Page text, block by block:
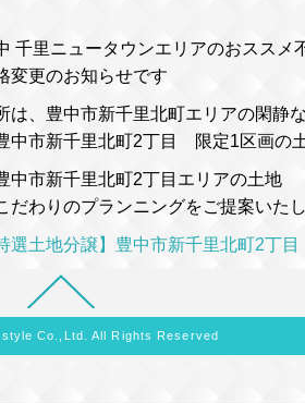
千里ニュータウンエリアのおススメ
変更のお知らせです
は、豊中市新千里北町エリアの閑静
豊中市新千里北町2丁目 限定1区画の
中市新千里北町2丁目エリアの土地
だわりのプランニングをご提案いた
選土地分譲】豊中市新千里北町2丁目
Co.,Ltd. All Rights Reserved